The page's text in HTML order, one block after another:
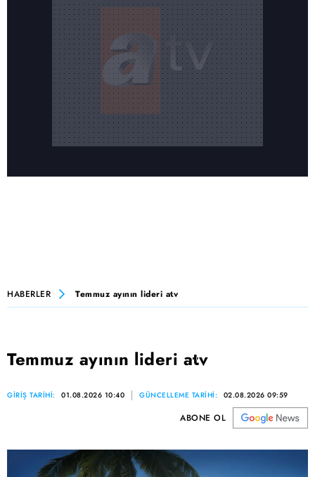
HABERLER Temmuz ayının lideri atv
Temmuz ayının lideri atv
GİRİŞ TARİHİ: 01.08.2026 10:40 GÜNCELLEME TARİHİ: 02.08.2026 09:59
ABONE OL